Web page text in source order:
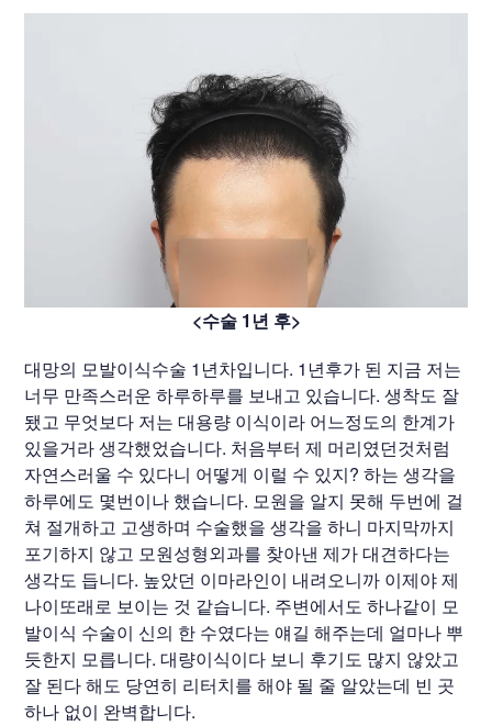
<수술 1년 후>
대망의 모발이식수술 1년차입니다. 1년후가 된 지금 저는
너무 만족스러운 하루하루를 보내고 있습니다. 생착도 잘
됐고 무엇보다 저는 대용량 이식이라 어느정도의 한계가
있을거라 생각했었습니다. 처음부터 제 머리였던것처럼
자연스러울 수 있다니 어떻게 이럴 수 있지? 하는 생각을
하루에도 몇번이나 했습니다. 모원을 알지 못해 두번에 걸
쳐 절개하고 고생하며 수술했을 생각을 하니 마지막까지
포기하지 않고 모원성형외과를 찾아낸 제가 대견하다는
생각도 듭니다. 높았던 이마라인이 내려오니까 이제야 제
나이또래로 보이는 것 같습니다. 주변에서도 하나같이 모
발이식 수술이 신의 한 수였다는 얘길 해주는데 얼마나 뿌
듯한지 모릅니다. 대량이식이다 보니 후기도 많지 않았고
잘 된다 해도 당연히 리터치를 해야 될 줄 알았는데 빈 곳
하나 없이 완벽합니다.